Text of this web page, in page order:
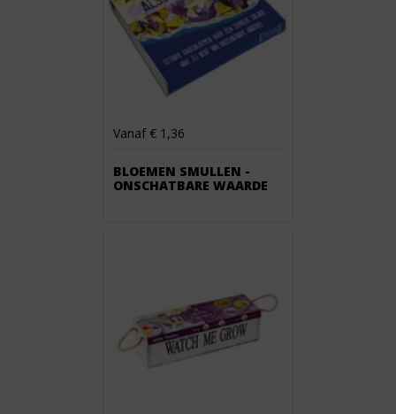
Vanaf € 1,36
BLOEMEN SMULLEN -
ONSCHATBARE WAARDE